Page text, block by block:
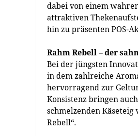
dabei von einem
attraktiven
hin zu präsenten POS-
Rahm Rebell – der
Bei der jüngsten
in dem zahlreiche
hervorragend zur
Konsistenz bringen
schmelzenden
Rebell“.